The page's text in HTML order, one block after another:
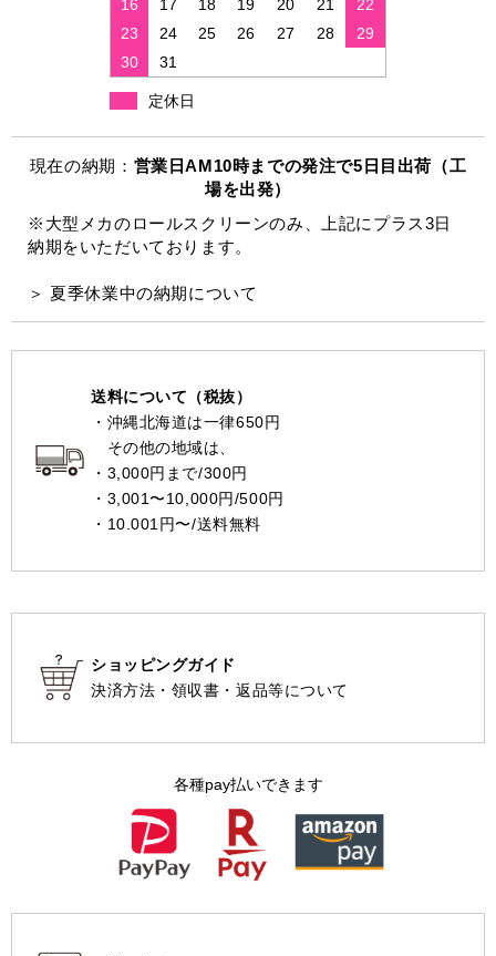
16
17 18 19 20 21
22
23
24 25 26 27 28
29
30
31
定休日
現在の納期： 営業日AM10時までの発注で5日目出荷（工
場を出発）
※大型メカのロールスクリーンのみ、上記にプラス3日
納期をいただいております。
＞ 夏季休業中の納期について
送料について（税抜）
・沖縄北海道は一律650円
その他の地域は、
・3,000円まで/300円
・3,001〜10,000円/500円
・10.001円〜/送料無料
ショッピングガイド
決済方法・領収書・返品等について
各種pay払いできます